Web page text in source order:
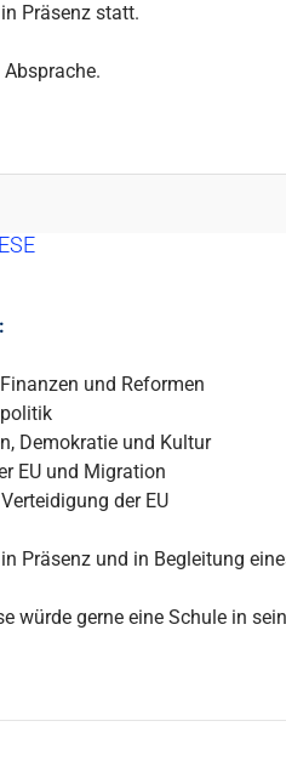
Präsenz statt.
und Reformen
Demokratie und Kultur
EU und Migration
der EU
Präsenz und in Begleitung
würde gerne eine Schule in